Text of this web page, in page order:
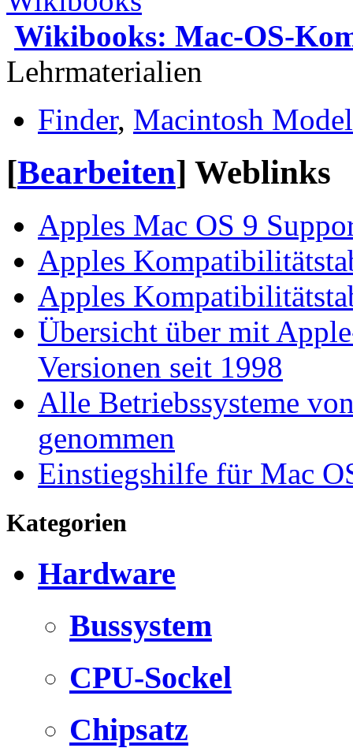
Wikibooks: Mac-OS-
Lehrmaterialien
Finder, Macintosh
[Bearbeiten] Weblinks
Apples Mac OS 9
Apples
Apples
Übersicht über mit
Versionen seit 1998
Alle Betriebssysteme
genommen
Einstiegshilfe für Mac
Kategorien
Hardware
Bussystem
CPU-Sockel
Chipsatz